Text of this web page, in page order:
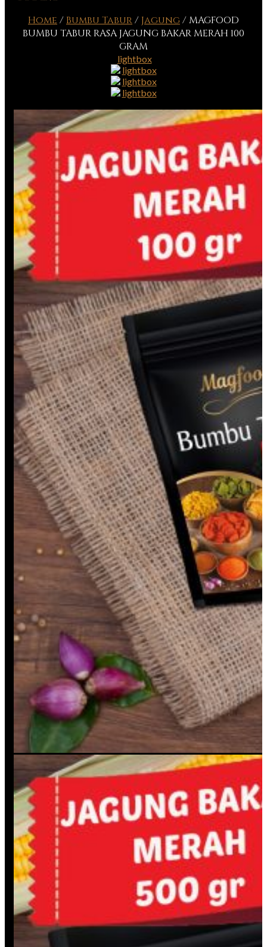
Home / Bumbu Tabur/ Jagung/MAGFOOD
BUMBU TABUR RASA JAGUNG BAKAR MERAH 100
GRAM
lightbox
lightbox
lightbox
lightbox